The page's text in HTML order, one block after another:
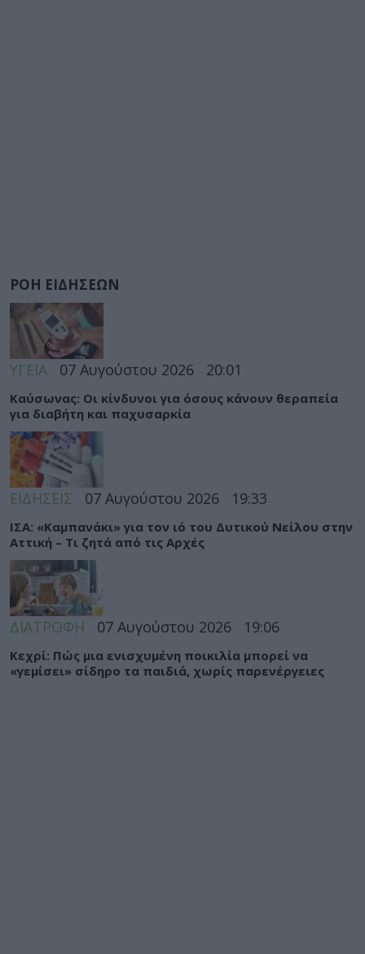
ΡΟΗ ΕΙΔΗΣΕΩΝ
ΥΓΕΙΑ 07 Αυγούστου 2026 20:01
Καύσωνας: Οι κίνδυνοι για όσους κάνουν θεραπεία
για διαβήτη και παχυσαρκία
ΕΙΔΗΣΕΙΣ 07 Αυγούστου 2026 19:33
ΙΣΑ: «Καμπανάκι» για τον ιό του Δυτικού Νείλου στην
Αττική – Τι ζητά από τις Αρχές
ΔΙΑΤΡΟΦΗ 07 Αυγούστου 2026 19:06
Κεχρί: Πώς μια ενισχυμένη ποικιλία μπορεί να
«γεμίσει» σίδηρο τα παιδιά, χωρίς παρενέργειες